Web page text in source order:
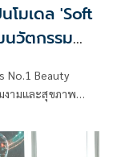
มเดล 'Soft
นวัตกรรม
No.1 Beauty
งามและสุขภาพ
โดย ศูนย์นาโน
ถลงข่าวเปิดตัว